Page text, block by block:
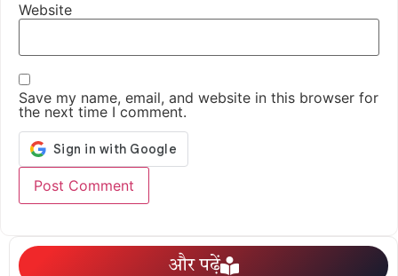
Website
Save my name, email, and website in this browser for
the next time I comment.
और पढ़ें